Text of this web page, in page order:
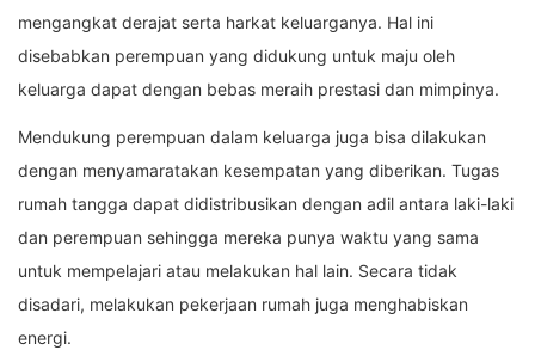
mengangkat derajat serta harkat keluarganya. Hal ini
disebabkan perempuan yang didukung untuk maju oleh
keluarga dapat dengan bebas meraih prestasi dan mimpinya.
Mendukung perempuan dalam keluarga juga bisa dilakukan
dengan menyamaratakan kesempatan yang diberikan. Tugas
rumah tangga dapat didistribusikan dengan adil antara laki-laki
dan perempuan sehingga mereka punya waktu yang sama
untuk mempelajari atau melakukan hal lain. Secara tidak
disadari, melakukan pekerjaan rumah juga menghabiskan
energi.